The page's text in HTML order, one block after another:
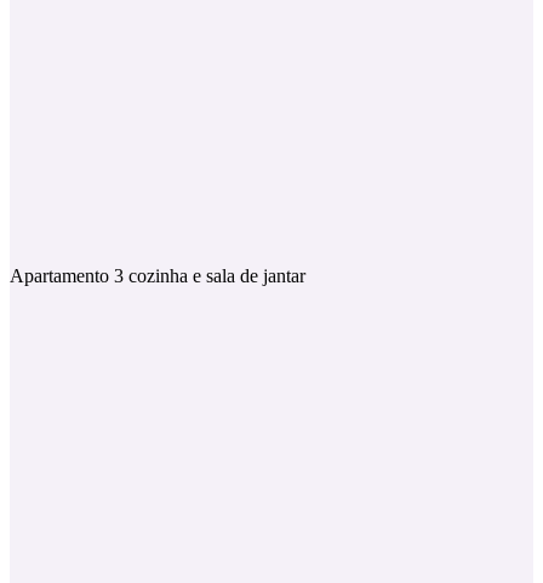
Apartamento 3 cozinha e sala de jantar